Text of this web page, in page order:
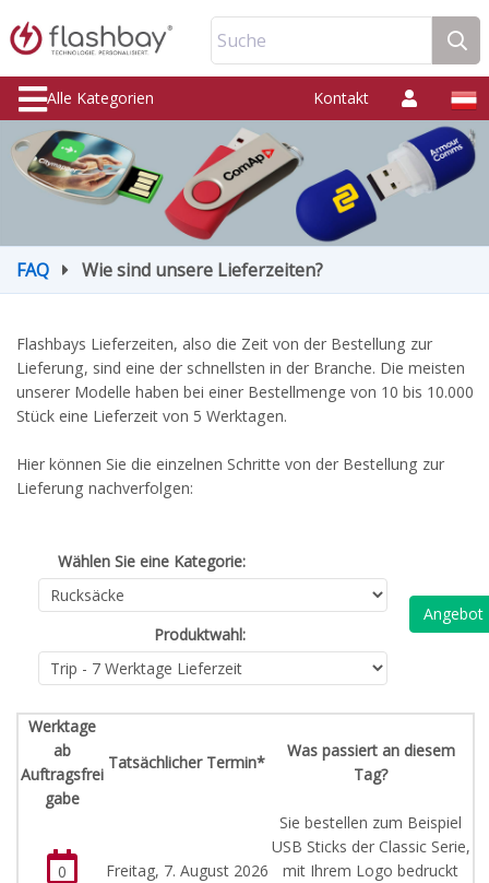
Suche
Alle Kategorien Kontakt
FAQ Wie sind unsere Lieferzeiten?
Flashbays Lieferzeiten, also die Zeit von der Bestellung zur
Lieferung, sind eine der schnellsten in der Branche. Die meisten
unserer Modelle haben bei einer Bestellmenge von 10 bis 10.000
Stück eine Lieferzeit von 5 Werktagen.
Hier können Sie die einzelnen Schritte von der Bestellung zur
Lieferung nachverfolgen:
Wählen Sie eine Kategorie:
Produktwahl:
Angebot
Werktage
ab
Auftragsfrei
gabe
Tatsächlicher Termin*
Was passiert an diesem
Tag?
0 Freitag, 7. August 2026
Sie bestellen zum Beispiel
USB Sticks der Classic Serie,
mit Ihrem Logo bedruckt